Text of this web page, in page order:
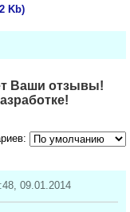
Kb)
Ваши отзывы!
09.01.2014